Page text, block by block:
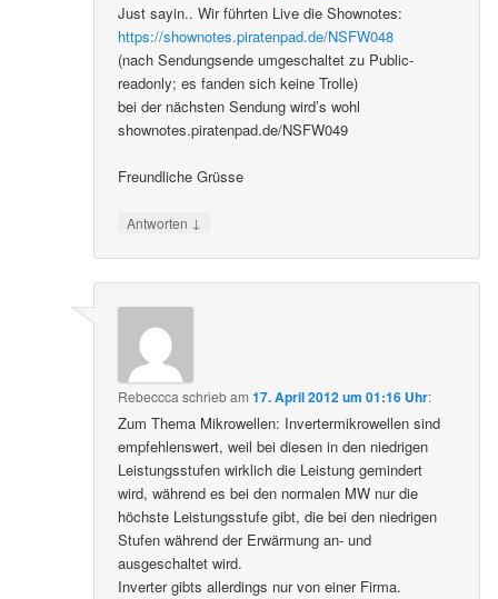
Just sayin.. Wir führten Live die Shownotes:
https://shownotes.piratenpad.de/NSFW048
(nach Sendungsende umgeschaltet zu Public-
readonly; es fanden sich keine Trolle)
bei der nächsten Sendung wird’s wohl
shownotes.piratenpad.de/NSFW049
Freundliche Grüsse
Antworten ↓
Rebeccca schriebam17. April 2012 um 01:16 Uhr:
Zum Thema Mikrowellen: Invertermikrowellen sind
empfehlenswert, weil bei diesen in den niedrigen
Leistungsstufen wirklich die Leistung gemindert
wird, während es bei den normalen MW nur die
höchste Leistungsstufe gibt, die bei den niedrigen
Stufen während der Erwärmung an- und
ausgeschaltet wird.
Inverter gibts allerdings nur von einer Firma.